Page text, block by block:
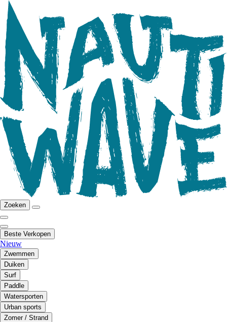
Zoeken
Beste Verkopen
Nieuw
Zwemmen
Duiken
Surf
Paddle
Watersporten
Urban sports
Zomer / Strand